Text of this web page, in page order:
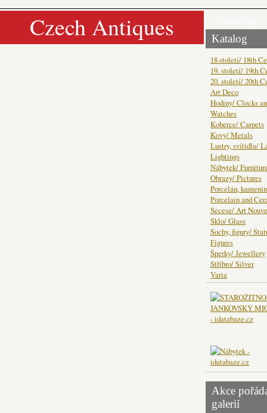
Czech Antiques Katalog
18.století/ 18th
19. století/ 19th
20. století/ 20th
Art Deco
Hodiny/ Clocks
Watches
Koberce/ Carpets
Kovy/ Metals
Lustry, svítidla/
Lightings
Nábytek/
Obrazy/ Pictures
Porcelán,
Porcelain and
Secese/ Art
Sklo/ Glass
Sochy, figury/
Figures
Šperky/ Jewellery
Stříbro/ Silver
Varia
Akce
galerií